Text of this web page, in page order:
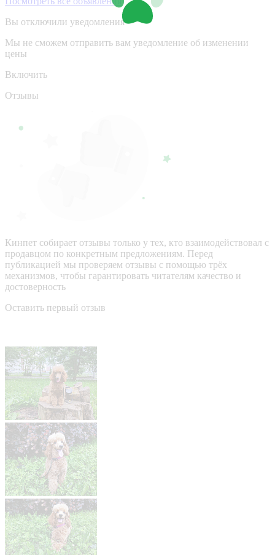
Вы отключили уведомления
Мы не сможем отправить вам уведомление об изменении
цены
Включить
Отзывы
Кинпет собирает отзывы только у тех, кто взаимодействовал с
продавцом по конкретным предложениям. Перед
публикацией мы проверяем отзывы с помощью трёх
механизмов, чтобы гарантировать читателям качество и
достоверность
Оставить первый отзыв